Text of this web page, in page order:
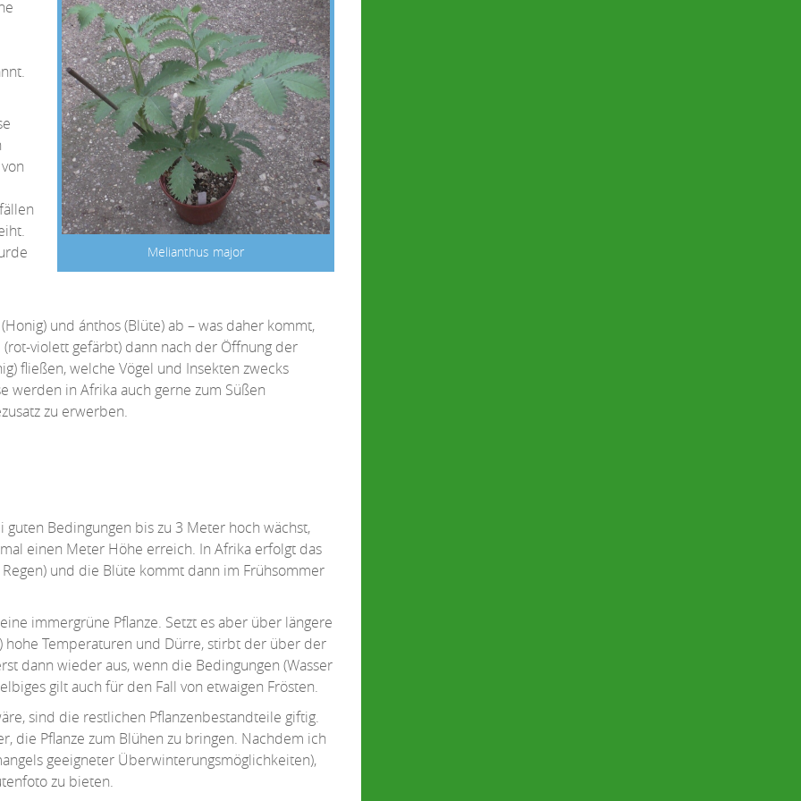
Melianthus major
und ánthos (Blüte) ab – was daher kommt,
violett gefärbt) dann nach der Öffnung der
fließen, welche Vögel und Insekten zwecks
werden in Afrika auch gerne zum Süßen
zu erwerben.
Bedingungen bis zu 3 Meter hoch wächst,
einen Meter Höhe erreich. In Afrika erfolgt das
und die Blüte kommt dann im Frühsommer
immergrüne Pflanze. Setzt es aber über längere
hohe Temperaturen und Dürre, stirbt der über der
dann wieder aus, wenn die Bedingungen (Wasser
gilt auch für den Fall von etwaigen Frösten.
sind die restlichen Pflanzenbestandteile giftig.
die Pflanze zum Blühen zu bringen. Nachdem ich
geeigneter Überwinterungsmöglichkeiten),
zu bieten.